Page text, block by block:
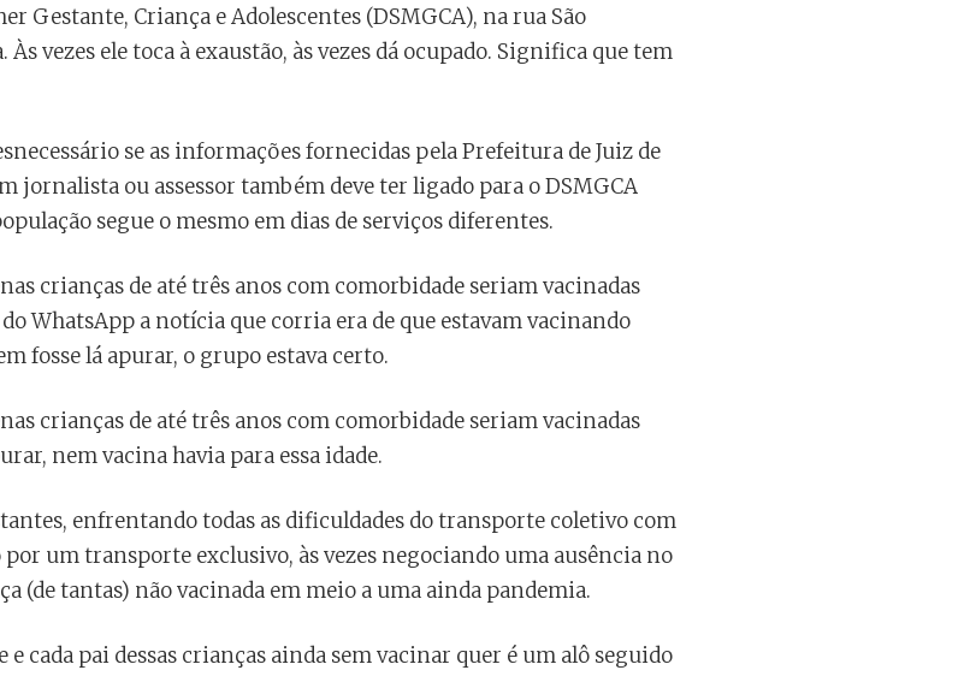
Gestante, Criança e Adolescentes (DSMGCA), na rua São
Às vezes ele toca à exaustão, às vezes dá ocupado. Significa que tem
se as informações fornecidas pela Prefeitura de Juiz de
jornalista ou assessor também deve ter ligado para o DSMGCA
segue o mesmo em dias de serviços diferentes.
crianças de até três anos com comorbidade seriam vacinadas
WhatsApp a notícia que corria era de que estavam vacinando
fosse lá apurar, o grupo estava certo.
crianças de até três anos com comorbidade seriam vacinadas
nem vacina havia para essa idade.
enfrentando todas as dificuldades do transporte coletivo com
um transporte exclusivo, às vezes negociando uma ausência no
(de tantas) não vacinada em meio a uma ainda pandemia.
e cada pai dessas crianças ainda sem vacinar quer é um alô seguido